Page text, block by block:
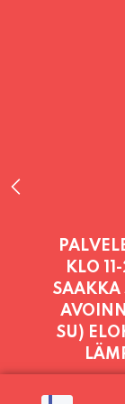
KLO
SU)